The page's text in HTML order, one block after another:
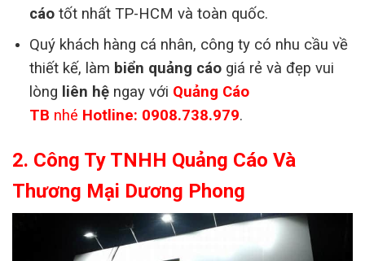
cáotốt nhất TP-HCM và toàn quốc.
Quý khách hàng cá nhân, công ty có nhu cầu về
thiết kế, làm biển quảng cáogiá rẻ và đẹp vui
lòng liên hệngay với Quảng Cáo
TB nhé Hotline: 0908.738.979.
2. Công Ty TNHH Quảng Cáo Và
Thương Mại Dương Phong